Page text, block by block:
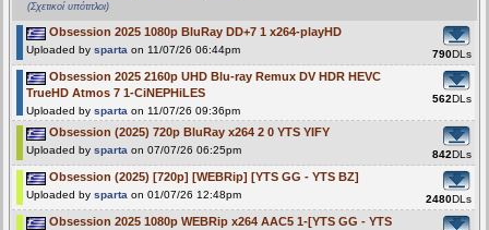
(Σχετικοί υπότιτλοι)
Obsession 2025 1080p BluRay DD+7 1 x264-playHD
Uploaded by sparta on 11/07/26 06:44pm 790DLs
Obsession 2025 2160p UHD Blu-ray Remux DV HDR HEVC
TrueHD Atmos 7 1-CiNEPHiLES
Uploaded by sparta on 11/07/26 09:36pm
562DLs
Obsession (2025) 720p BluRay x264 2 0 YTS YIFY
Uploaded by sparta on 07/07/26 06:25pm 842DLs
Obsession (2025) [720p] [WEBRip] [YTS GG - YTS BZ]
Uploaded by sparta on 01/07/26 12:48pm 2480DLs
Obsession 2025 1080p WEBRip x264 AAC5 1-[YTS GG - YTS